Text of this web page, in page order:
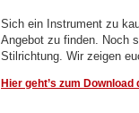
Sich ein Instrument zu
Angebot zu finden. Noch
Stilrichtung. Wir zeigen
Hier geht’s zum